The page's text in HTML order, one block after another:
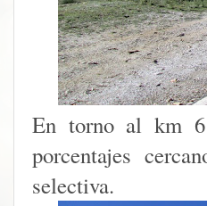
En torno al km 6
porcentajes
selectiva.